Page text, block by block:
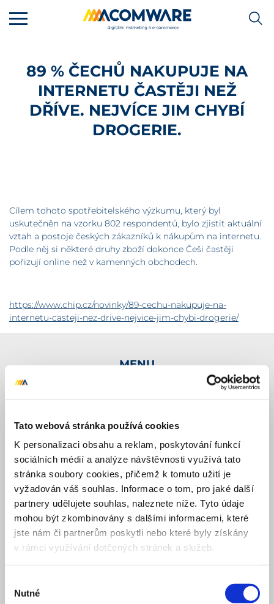
Tato webová stránka používá cookies
K personalizaci obsahu a reklam, poskytování funkcí
sociálních médií a analýze návštěvnosti využívá tato
stránka soubory cookies, přičemž k tomuto užití je
vyžadován váš souhlas. Informace o tom, pro jaké další
partnery udělujete souhlas, naleznete níže. Tyto údaje
mohou být zkombinovány s dalšími informacemi, které
jste nám či partnerům poskytli nebo které byly získány
v rámci využívání dotčených stránek a služeb.
souhlasu
Nutné
89 % ČECHŮ NAKUPUJE NA
INTERNETU ČASTĚJI NEŽ
DŘÍVE. NEJVÍCE JIM CHYBÍ
DROGERIE.
Cílem tohoto spotřebitelského výzkumu, který byl
uskutečněn na vzorku 802 respondentů, bylo zjistit aktuální
vztah a postoje českých zákazníků k nákupům na internetu.
Podle něj si některé druhy zboží dokonce Češi častěji
pořizují online než v kamenných obchodech.
https://www.chip.cz/novinky/89-cechu-nakupuje-na-
internetu-casteji-nez-drive-nejvice-jim-chybi-drogerie/
MENU
Kariéra
Blog
O nás
Kontakt